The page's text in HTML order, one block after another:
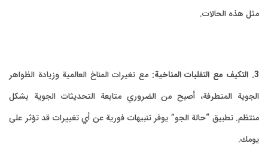
مثل هذه الحالات.
3. التكيف مع التقلبات المناخية:
مع تغيرات المناخ العالمية وزيادة الظواهر
الجوية المتطرفة، أصبح من الضروري متابعة التحديثات الجوية بشكل
منتظم. تطبيق “حالة الجو” يوفر تنبيهات فورية عن أي تغييرات قد تؤثر على
يومك.